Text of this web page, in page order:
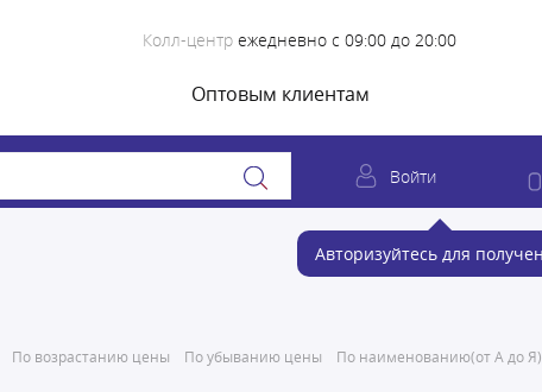
Колл-центр ежедневно с 09:00 до 20:00
Оптовым клиентам
Войти
Авторизуйтесь для
По возрастанию цены По убыванию цены По наименованию(от А до Я)